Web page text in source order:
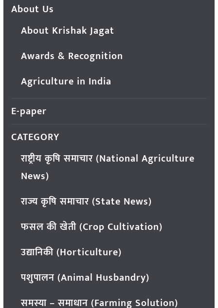
About Us
About Krishak Jagat
Awards & Recognition
Agriculture in India
E-paper
CATEGORY
राष्ट्रीय कृषि समाचार (National Agriculture
News)
राज्य कृषि समाचार (State News)
फसल की खेती (Crop Cultivation)
उद्यानिकी (Horticulture)
पशुपालन (Animal Husbandry)
समस्या – समाधान (Farming Solution)